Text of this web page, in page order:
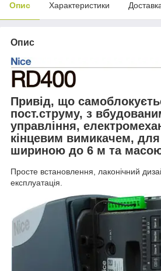
Опис Характеристики
Опис
Привід, що
пост.струму, з
управління,
кінцевим вимикачем, для
шириною до 6 м та масою
Просте встановлення, лаконічний
експлуатація.